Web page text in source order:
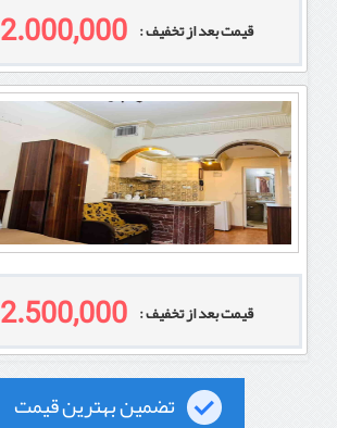
قیمت بعد از تخفیف : 2.000,000 تومان
قیمت بعد از تخفیف : 2.500,000 تومان
تضمین بهترین قیمت